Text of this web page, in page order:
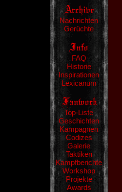
Nachrichten
Gerüchte
FAQ
Historie
Inspirationen
Lexicanum
Top-Liste
Geschichten
Kampagnen
Codizes
Galerie
Taktiken
Kampfberichte
Workshop
Projekte
Awards